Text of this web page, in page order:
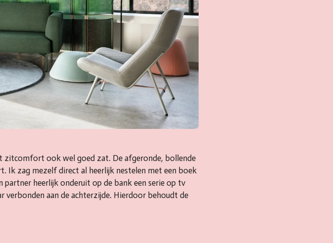
ook wel goed zat. De afgeronde, bollende
zag mezelf direct al heerlijk nestelen met een boek
heerlijk onderuit op de bank een serie op tv
verbonden aan de achterzijde. Hierdoor behoudt de